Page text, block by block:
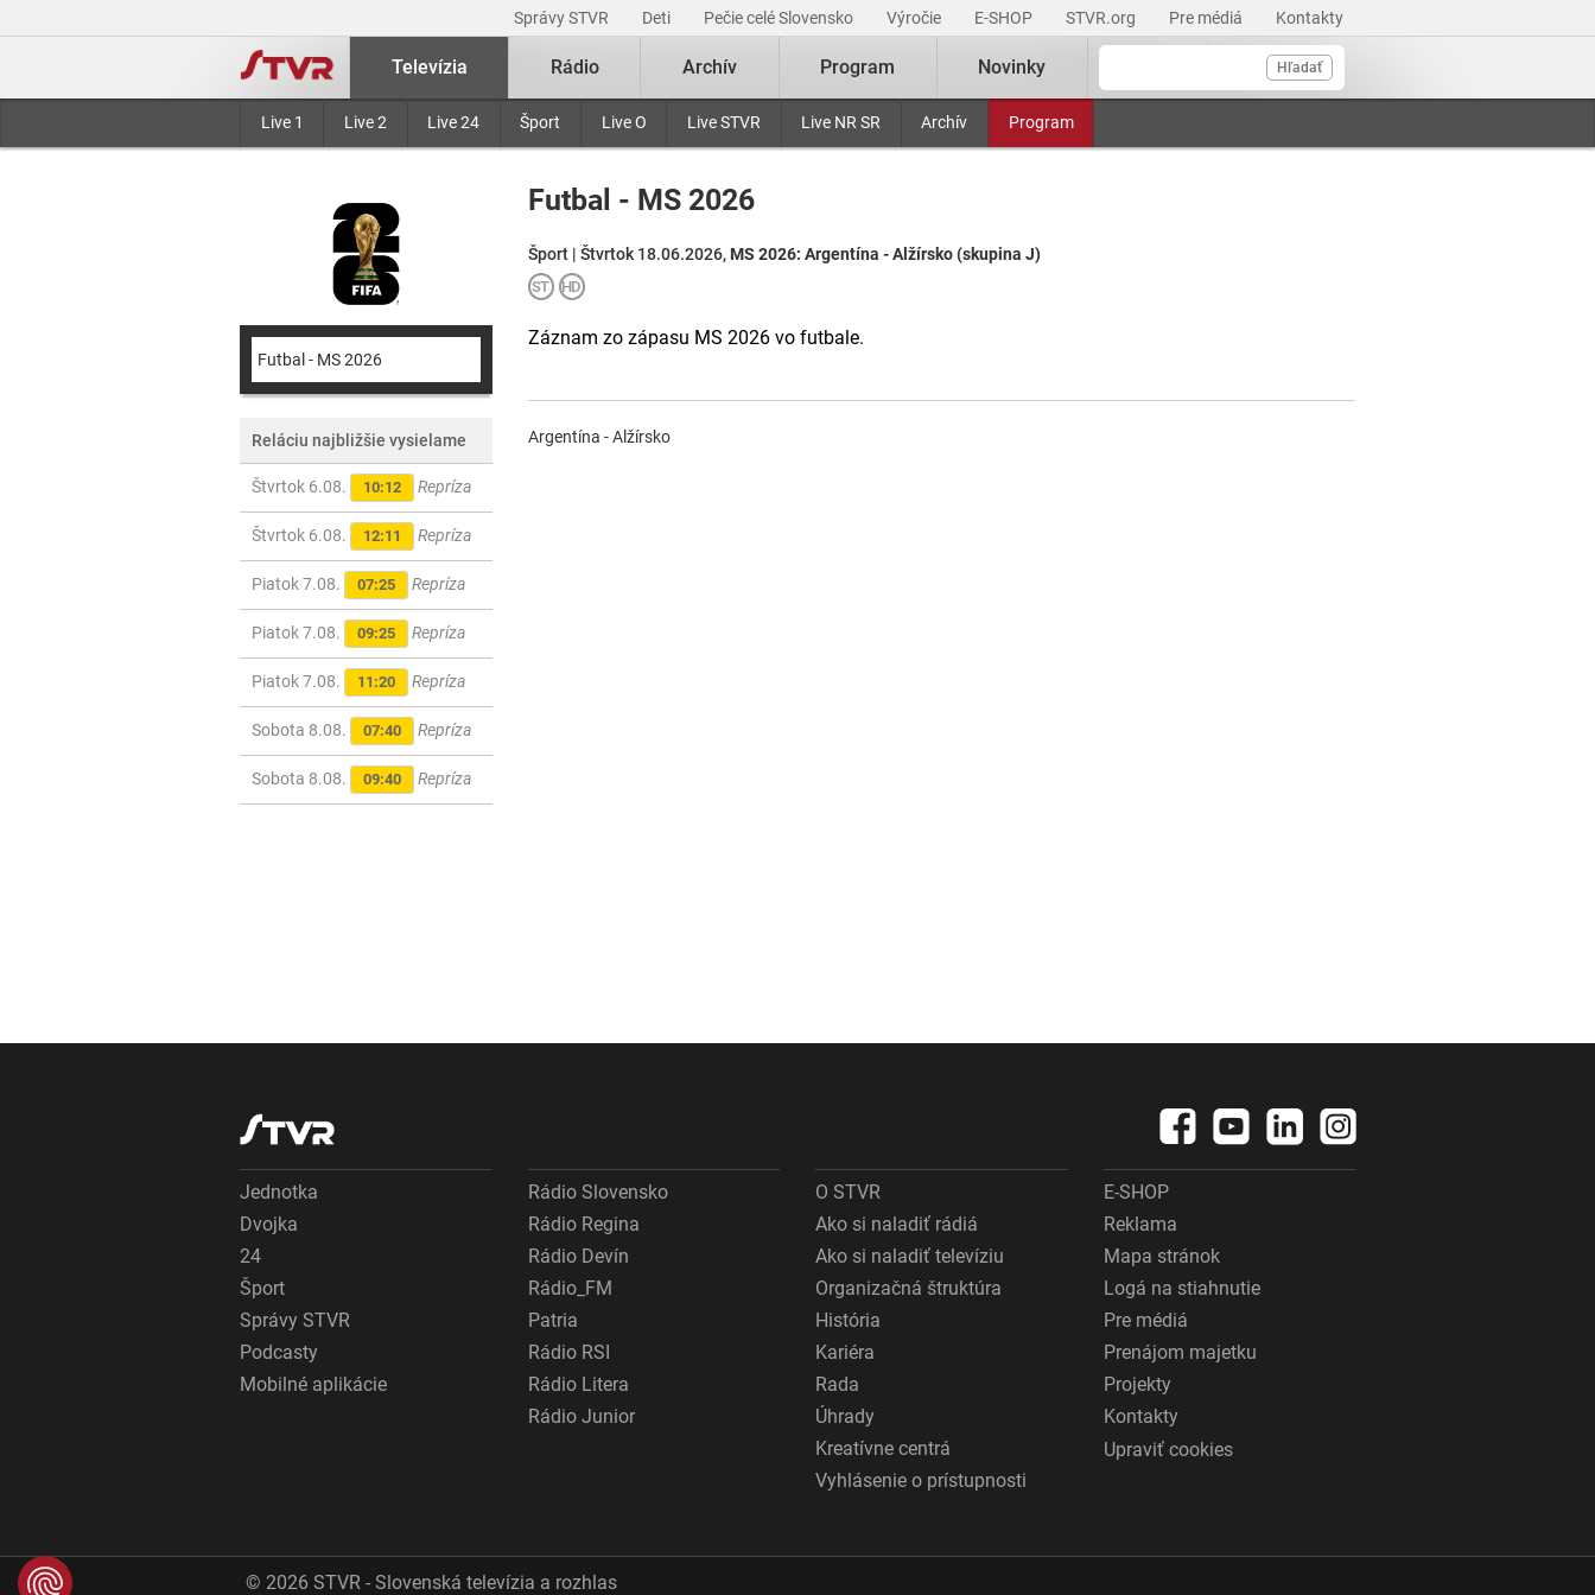
Správy STVR Deti Pečie celé Slovensko Výročie E-SHOP STVR.org Pre médiá Kontakty
Hľadať
Televízia
Live 1 Live 2 Live 24 Šport Live O Live STVR Live NR SR Archív Program
Rádio Archív Program Novinky
Futbal - MS 2026
Reláciu najbližšie vysielame
Štvrtok 6.08. 10:12 Repríza
Štvrtok 6.08. 12:11 Repríza
Piatok 7.08. 07:25 Repríza
Piatok 7.08. 09:25 Repríza
Piatok 7.08. 11:20 Repríza
Sobota 8.08. 07:40 Repríza
Sobota 8.08. 09:40 Repríza
Futbal - MS 2026
Šport | Štvrtok 18.06.2026, MS 2026: Argentína - Alžírsko (skupina J)
Záznam zo zápasu MS 2026 vo futbale.
Argentína - Alžírsko
Jednotka
Dvojka
24
Šport
Správy STVR
Podcasty
Mobilné aplikácie
Rádio Slovensko
Rádio Regina
Rádio Devín
Rádio_FM
Patria
Rádio RSI
Rádio Litera
Rádio Junior
O STVR
Ako si naladiť rádiá
Ako si naladiť televíziu
Organizačná štruktúra
História
Kariéra
Rada
Úhrady
Kreatívne centrá
Vyhlásenie o prístupnosti
E-SHOP
Reklama
Mapa stránok
Logá na stiahnutie
Pre médiá
Prenájom majetku
Projekty
Kontakty
Upraviť cookies
© 2026 STVR - Slovenská televízia a rozhlas